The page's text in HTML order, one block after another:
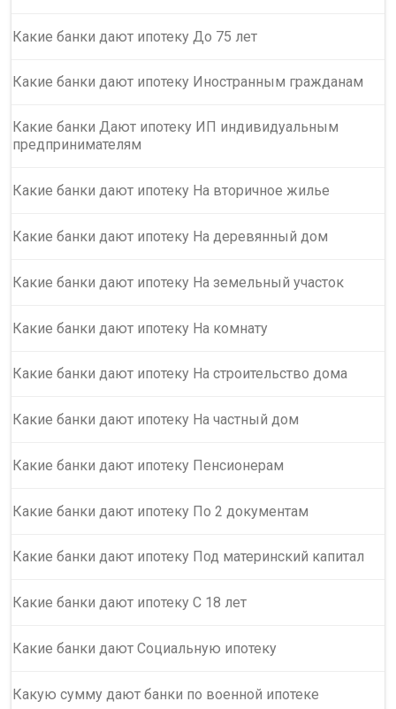
Какие банки дают ипотеку До 75 лет
Какие банки дают ипотеку Иностранным гражданам
Какие банки Дают ипотеку ИП индивидуальным
предпринимателям
Какие банки дают ипотеку На вторичное жилье
Какие банки дают ипотеку На деревянный дом
Какие банки дают ипотеку На земельный участок
Какие банки дают ипотеку На комнату
Какие банки дают ипотеку На строительство дома
Какие банки дают ипотеку На частный дом
Какие банки дают ипотеку Пенсионерам
Какие банки дают ипотеку По 2 документам
Какие банки дают ипотеку Под материнский капитал
Какие банки дают ипотеку С 18 лет
Какие банки дают Социальную ипотеку
Какую сумму дают банки по военной ипотеке